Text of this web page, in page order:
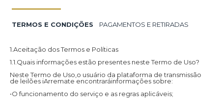
TERMOS E CONDIÇÕES PAGAMENTOS E RETIRADAS
1.Aceitação dos Termos e Políticas
1.1.Quais informações estão presentes neste Termo de Uso?
Neste Termo de Uso,o usuário da plataforma de transmissão
de leilões iArremate encontraráinformações sobre:
•O funcionamento do serviço e as regras aplicáveis;